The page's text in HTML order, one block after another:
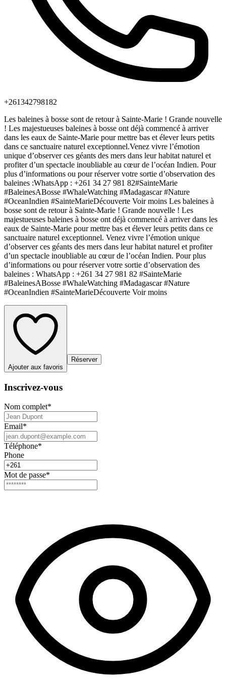
+261342798182
Les baleines à bosse sont de retour à Sainte-Marie ! Grande nouvelle
! Les majestueuses baleines à bosse ont déjà commencé à arriver
dans les eaux de Sainte-Marie pour mettre bas et élever leurs petits
dans ce sanctuaire naturel exceptionnel.Venez vivre l’émotion
unique d’observer ces géants des mers dans leur habitat naturel et
profiter d’un spectacle inoubliable au cœur de l’océan Indien. Pour
plus d’informations ou pour réserver votre sortie d’observation des
baleines :WhatsApp : +261 34 27 981 82#SainteMarie
#BaleinesABosse #WhaleWatching #Madagascar #Nature
#OceanIndien #SainteMarieDécouverte Voir moins Les baleines à
bosse sont de retour à Sainte-Marie ! Grande nouvelle ! Les
majestueuses baleines à bosse ont déjà commencé à arriver dans les
eaux de Sainte-Marie pour mettre bas et élever leurs petits dans ce
sanctuaire naturel exceptionnel. Venez vivre l’émotion unique
d’observer ces géants des mers dans leur habitat naturel et profiter
d’un spectacle inoubliable au cœur de l’océan Indien. Pour plus
d’informations ou pour réserver votre sortie d’observation des
baleines : WhatsApp : +261 34 27 981 82 #SainteMarie
#BaleinesABosse #WhaleWatching #Madagascar #Nature
#OceanIndien #SainteMarieDécouverte Voir moins
Ajouter aux favoris
Réserver
Inscrivez-vous
Nom complet*
Email*
Téléphone*
Phone
Mot de passe*